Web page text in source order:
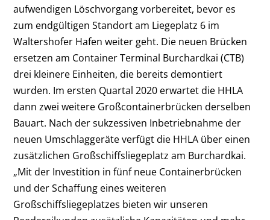
aufwendigen Löschvorgang vorbereitet, bevor es
zum endgültigen Standort am Liegeplatz 6 im
Waltershofer Hafen weiter geht. Die neuen Brücken
ersetzen am Container Terminal Burchardkai (CTB)
drei kleinere Einheiten, die bereits demontiert
wurden. Im ersten Quartal 2020 erwartet die HHLA
dann zwei weitere Großcontainerbrücken derselben
Bauart. Nach der sukzessiven Inbetriebnahme der
neuen Umschlaggeräte verfügt die HHLA über einen
zusätzlichen Großschiffsliegeplatz am Burchardkai.
„Mit der Investition in fünf neue Containerbrücken
und der Schaffung eines weiteren
Großschiffsliegeplatzes bieten wir unseren